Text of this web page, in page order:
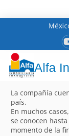
Alfa
La compañía
país.
En muchos
se conocen hasta
momento de la